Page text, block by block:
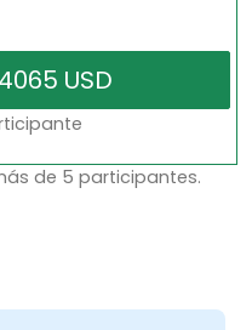
de 5 participantes.